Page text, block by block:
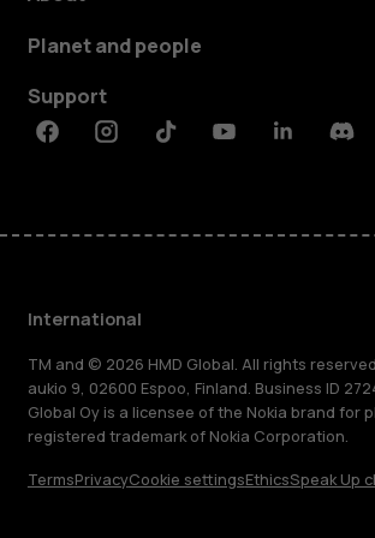
Planet and people
Support
FacebookInstagramTiktokYoutubeLinkedin
International
TM and © 2026 HMD Global. All rights
aukio 9, 02600 Espoo, Finland. Business ID
Global Oy is a licensee of the Nokia brand for
registered trademark of Nokia Corporation.
TermsPrivacyCookie settingsEthicsSpeak Up